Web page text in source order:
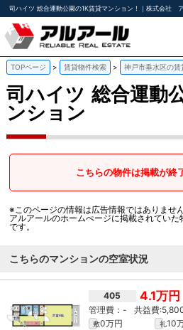
司ハイツ 総合運動公園の1K賃貸マンション！｜株式会社
TOPページ 賃貸物件検索 神戸市垂水区の賃
司ハイツ 総合運動
ンション
こちらの物件は掲載が終
※このページの情報は広告情報ではありませ
アルアールのホームぺージに掲載されてい
です。
こちらのマンションの空室状況
405 4.1万円
-
敷0万円 礼10